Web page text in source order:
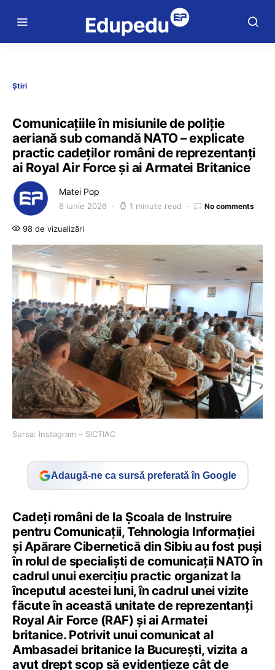
Știri
Comunicațiile în misiunile de poliție
aeriană sub comandă NATO – explicate
practic cadeților români de reprezentanți
ai Royal Air Force și ai Armatei Britanice
Matei Pop
8 iunie 2026 1 minute read No comments
98 de vizualizări
Sursa: Instagram – SICTIAC
Adaugă-ne ca sursă preferată în Google
Cadeți români de la Școala de Instruire
pentru Comunicații, Tehnologia Informației
și Apărare Cibernetică din Sibiu au fost puși
în rolul de specialiști de comunicații NATO în
cadrul unui exercițiu practic organizat la
începutul acestei luni, în cadrul unei vizite
făcute în această unitate de reprezentanți
Royal Air Force (RAF) și ai Armatei
britanice. Potrivit unui comunicat al
Ambasadei britanice la București, vizita a
avut drept scop să evidențieze cât de